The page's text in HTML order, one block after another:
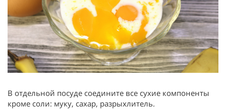
В отдельной посуде соедините все сухие компоненты
кроме соли: муку, сахар, разрыхлитель.